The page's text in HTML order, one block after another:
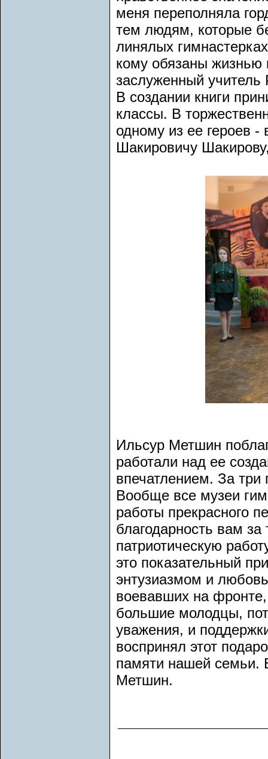
меня переполняла
тем людям, которые
линялых
кому обязаны жизнью
заслуженный
В создании книги
классы. В
одному из ее героев
Шакировичу
Ильсур Метшин
работали над ее
впечатлением. За
Вообще все музеи
работы прекрасного
благодарность вам
патриотическую
это показательный
энтузиазмом и
воевавших на
большие молодцы,
уважения, и
воспринял этот
памяти нашей семьи.
Метшин.